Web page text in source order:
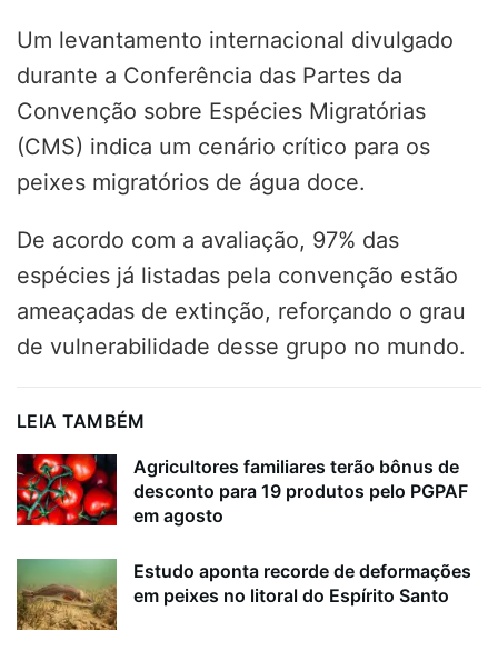
Um levantamento internacional divulgado
durante a Conferência das Partes da
Convenção sobre Espécies Migratórias
(CMS) indica um cenário crítico para os
peixes migratórios de água doce.
De acordo com a avaliação, 97% das
espécies já listadas pela convenção estão
ameaçadas de extinção, reforçando o grau
de vulnerabilidade desse grupo no mundo.
LEIA TAMBÉM
Agricultores familiares terão bônus de
desconto para 19 produtos pelo PGPAF
em agosto
Estudo aponta recorde de deformações
em peixes no litoral do Espírito Santo